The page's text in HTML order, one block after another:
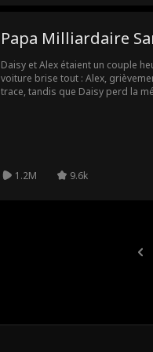
Papa Milliardaire
Daisy et Alex étaient un couple
voiture brise tout : Alex,
trace, tandis que Daisy perd la
démasquer les manipulateurs
les malentendus qui les ont
1.2M 9.6k